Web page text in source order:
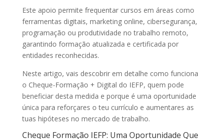
Este apoio permite frequentar cursos em áreas como
ferramentas digitais, marketing online, cibersegurança,
programação ou produtividade no trabalho remoto,
garantindo formação atualizada e certificada por
entidades reconhecidas.
Neste artigo, vais descobrir em detalhe como funciona
o Cheque-Formação + Digital do IEFP, quem pode
beneficiar desta medida e porque é uma oportunidade
única para reforçares o teu currículo e aumentares as
tuas hipóteses no mercado de trabalho.
Cheque Formação IEFP: Uma Oportunidade Que